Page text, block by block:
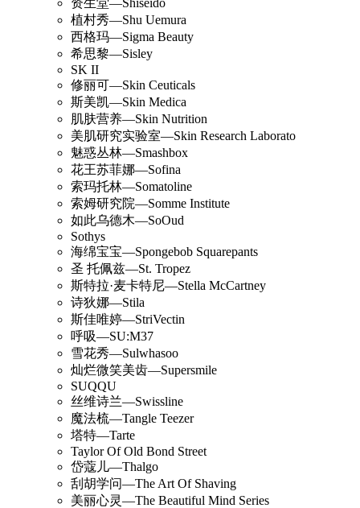
植村秀—Shu Uemura
西格玛—Sigma Beauty
希思黎—Sisley
SK II
修丽可—Skin Ceuticals
斯美凯—Skin Medica
肌肤营养—Skin Nutrition
美肌研究实验室—Skin Research Laborato
魅惑丛林—Smashbox
花王苏菲娜—Sofina
索玛托林—Somatoline
索姆研究院—Somme Institute
如此乌德木—SoOud
Sothys
海绵宝宝—Spongebob Squarepants
圣 托佩兹—St. Tropez
斯特拉·麦卡特尼—Stella McCartney
诗狄娜—Stila
斯佳唯婷—StriVectin
呼吸—SU:M37
雪花秀—Sulwhasoo
灿烂微笑美齿—Supersmile
SUQQU
丝维诗兰—Swissline
魔法梳—Tangle Teezer
塔特—Tarte
Taylor Of Old Bond Street
岱蔻儿—Thalgo
刮胡学问—The Art Of Shaving
美丽心灵—The Beautiful Mind Series